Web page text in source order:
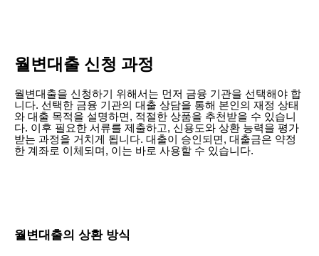
월변대출 신청 과정
월변대출을 신청하기 위해서는 먼저 금융 기관을 선택해야 합
니다. 선택한 금융 기관의 대출 상담을 통해 본인의 재정 상태
와 대출 목적을 설명하면, 적절한 상품을 추천받을 수 있습니
다. 이후 필요한 서류를 제출하고, 신용도와 상환 능력을 평가
받는 과정을 거치게 됩니다. 대출이 승인되면, 대출금은 약정
한 계좌로 이체되며, 이는 바로 사용할 수 있습니다.
월변대출의 상환 방식